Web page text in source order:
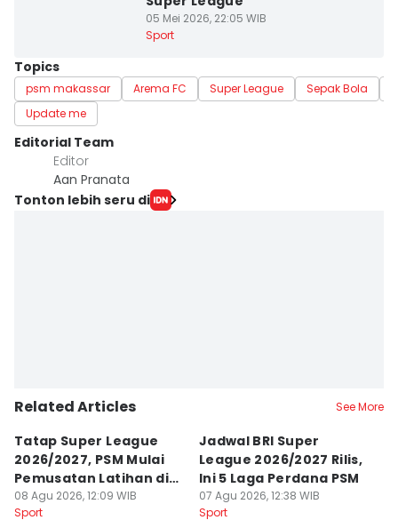
05 Mei 2026, 22:05 WIB
Sport
Topics
psm makassar Arema FC Super League Sepak Bola
Update me
Editorial Team
Editor
Aan Pranata
Tonton lebih seru di
Related Articles See More
Tatap Super League
2026/2027, PSM Mulai
Pemusatan Latihan di
Jogja
08 Agu 2026, 12:09 WIB
Sport
Jadwal BRI Super
League 2026/2027 Rilis,
Ini 5 Laga Perdana PSM
07 Agu 2026, 12:38 WIB
Sport